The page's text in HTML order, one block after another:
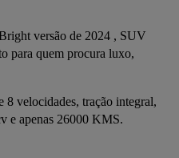
versão de 2024 , SUV
para quem procura luxo,
8 velocidades, tração integral,
e apenas 26000 KMS.